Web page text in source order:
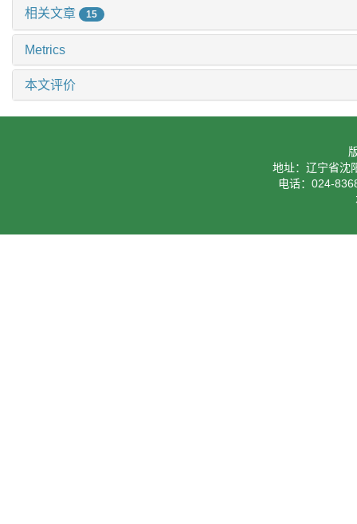
相关文章 15
Metrics
本文评价
地址：辽宁省沈
电话：024-